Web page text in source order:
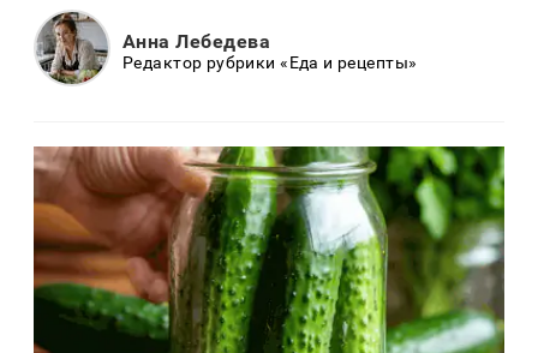
Анна Лебедева
Редактор рубрики «Еда и рецепты»